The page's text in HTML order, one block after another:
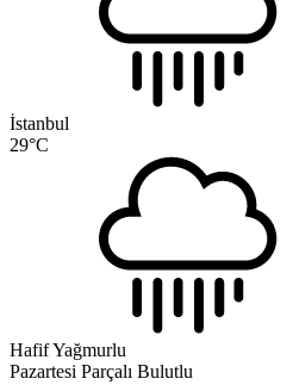
İstanbul
29°C
Hafif Yağmurlu
Pazartesi Parçalı Bulutlu